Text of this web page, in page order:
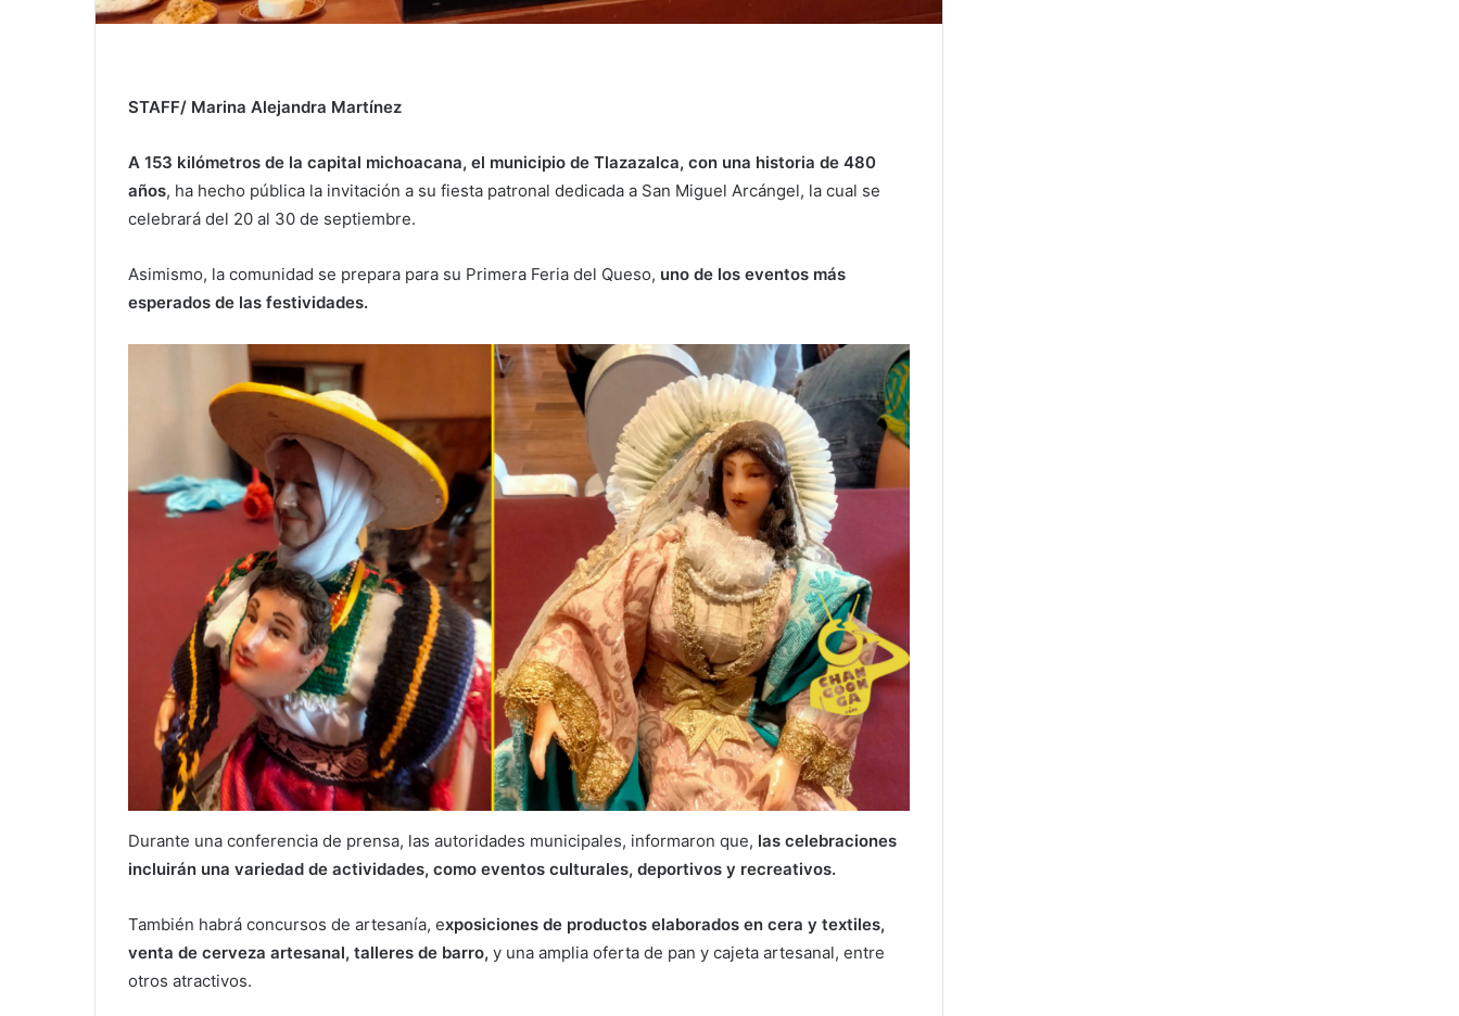
STAFF/ Marina Alejandra Martínez
A 153 kilómetros de la capital michoacana, el municipio de Tlazazalca, con una historia de 480
años, ha hecho pública la invitación a su fiesta patronal dedicada a San Miguel Arcángel, la cual se
celebrará del 20 al 30 de septiembre.
Asimismo, la comunidad se prepara para su Primera Feria del Queso, uno de los eventos más
esperados de las festividades.
Durante una conferencia de prensa, las autoridades municipales, informaron que, las celebraciones
incluirán una variedad de actividades, como eventos culturales, deportivos y recreativos.
También habrá concursos de artesanía, exposiciones de productos elaborados en cera y textiles,
venta de cerveza artesanal, talleres de barro, y una amplia oferta de pan y cajeta artesanal, entre
otros atractivos.